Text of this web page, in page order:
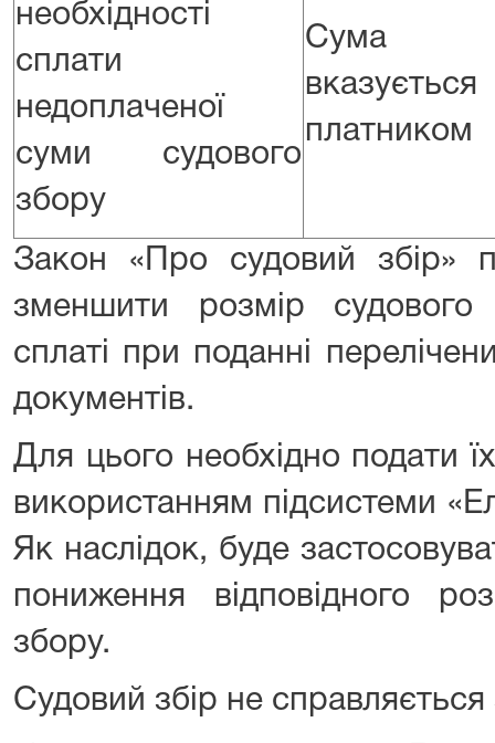
необхідності
сплати
недоплаченої
суми судового
збору
Сума
вказується
платником
Закон «Про судовий збір»
зменшити розмір судового
сплаті при поданні
документів.
Для цього необхідно подати
використанням підсистеми
Як наслідок, буде
пониження відповідного
збору.
Судовий збір не